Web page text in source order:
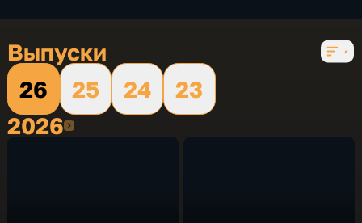
Выпуски
26
25 24
23
20262026